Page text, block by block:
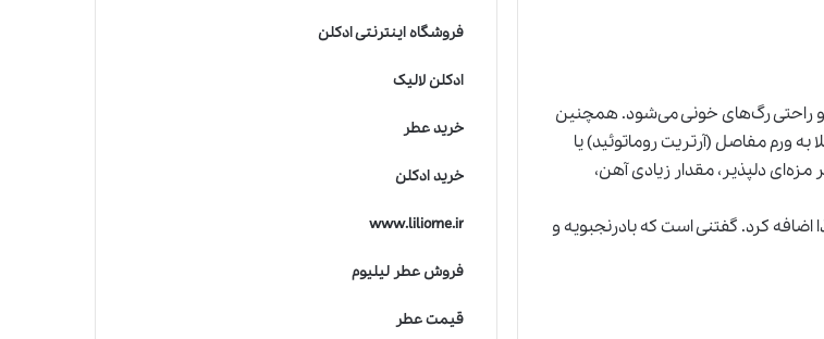
راحتی رگ‌های خونی می‌شود. همچنین
ورم مفاصل (آرتریت روماتوئید) یا
دلپذیر، مقدار زیادی آهن،
اضافه کرد. گفتنی است که بادرنجبویه و
فروشگاه اینترنتی ادکلن
ادکلن لالیک
خرید عطر
خرید ادکلن
www.liliome.ir
فروش عطر لیلیوم
قیمت عطر